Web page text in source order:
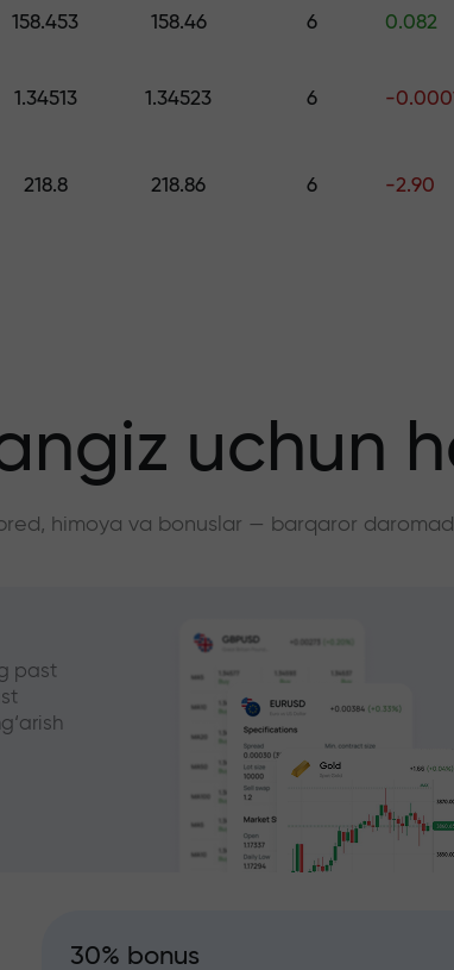
—
—
158.453 158.46 6 0.082
1.34513 1.34523 6 -
218.8 218.86 6 -2.90
uchun
himoya va bonuslar — barqaror
past
30% bonus